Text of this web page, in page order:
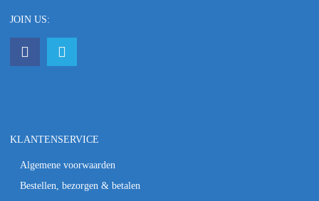
JOIN US:
KLANTENSERVICE
Algemene voorwaarden
Bestellen, bezorgen & betalen